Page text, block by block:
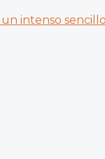
intenso